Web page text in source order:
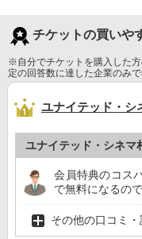
チケットの買いや
※自分でチケットを購入した
定の回答数に達した企業のみ
ユナイテッド・シ
ユナイテッド・シネマ
会員特典のコス
で無料になるの
その他の口コミ・